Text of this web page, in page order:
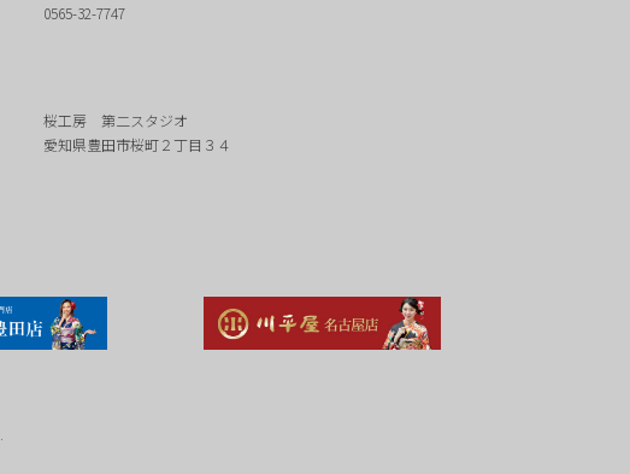
0565-32-7747
桜工房 第二スタジオ
愛知県豊田市桜町２丁目３４